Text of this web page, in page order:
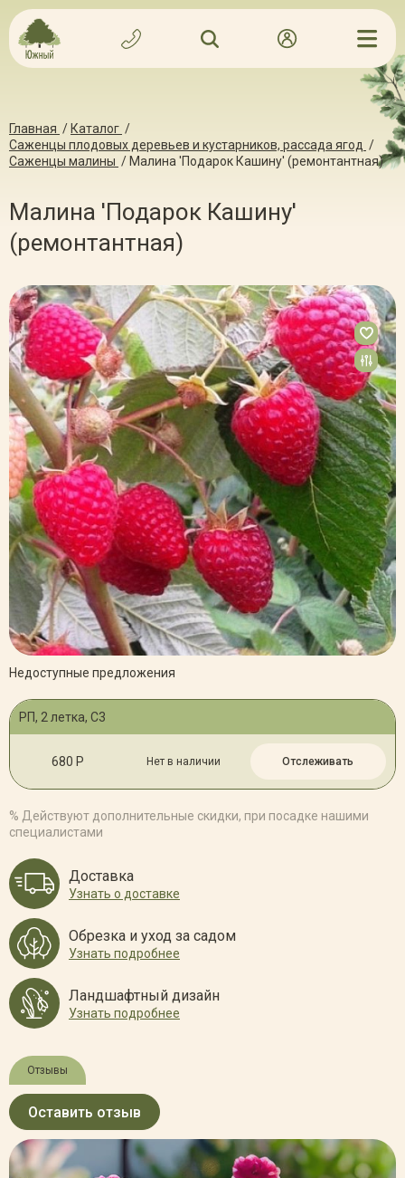
Главная / Каталог /
Саженцы плодовых деревьев и кустарников, рассада ягод /
Саженцы малины / Малина 'Подарок Кашину' (ремонтантная)
Малина 'Подарок Кашину'
(ремонтантная)
Недоступные предложения
РП, 2 летка, С3
680 Р Нет в наличии Отслеживать
% Действуют дополнительные скидки, при посадке нашими
специалистами
Доставка
Узнать о доставке
Обрезка и уход за садом
Узнать подробнее
Ландшафтный дизайн
Узнать подробнее
Отзывы
Оставить отзыв